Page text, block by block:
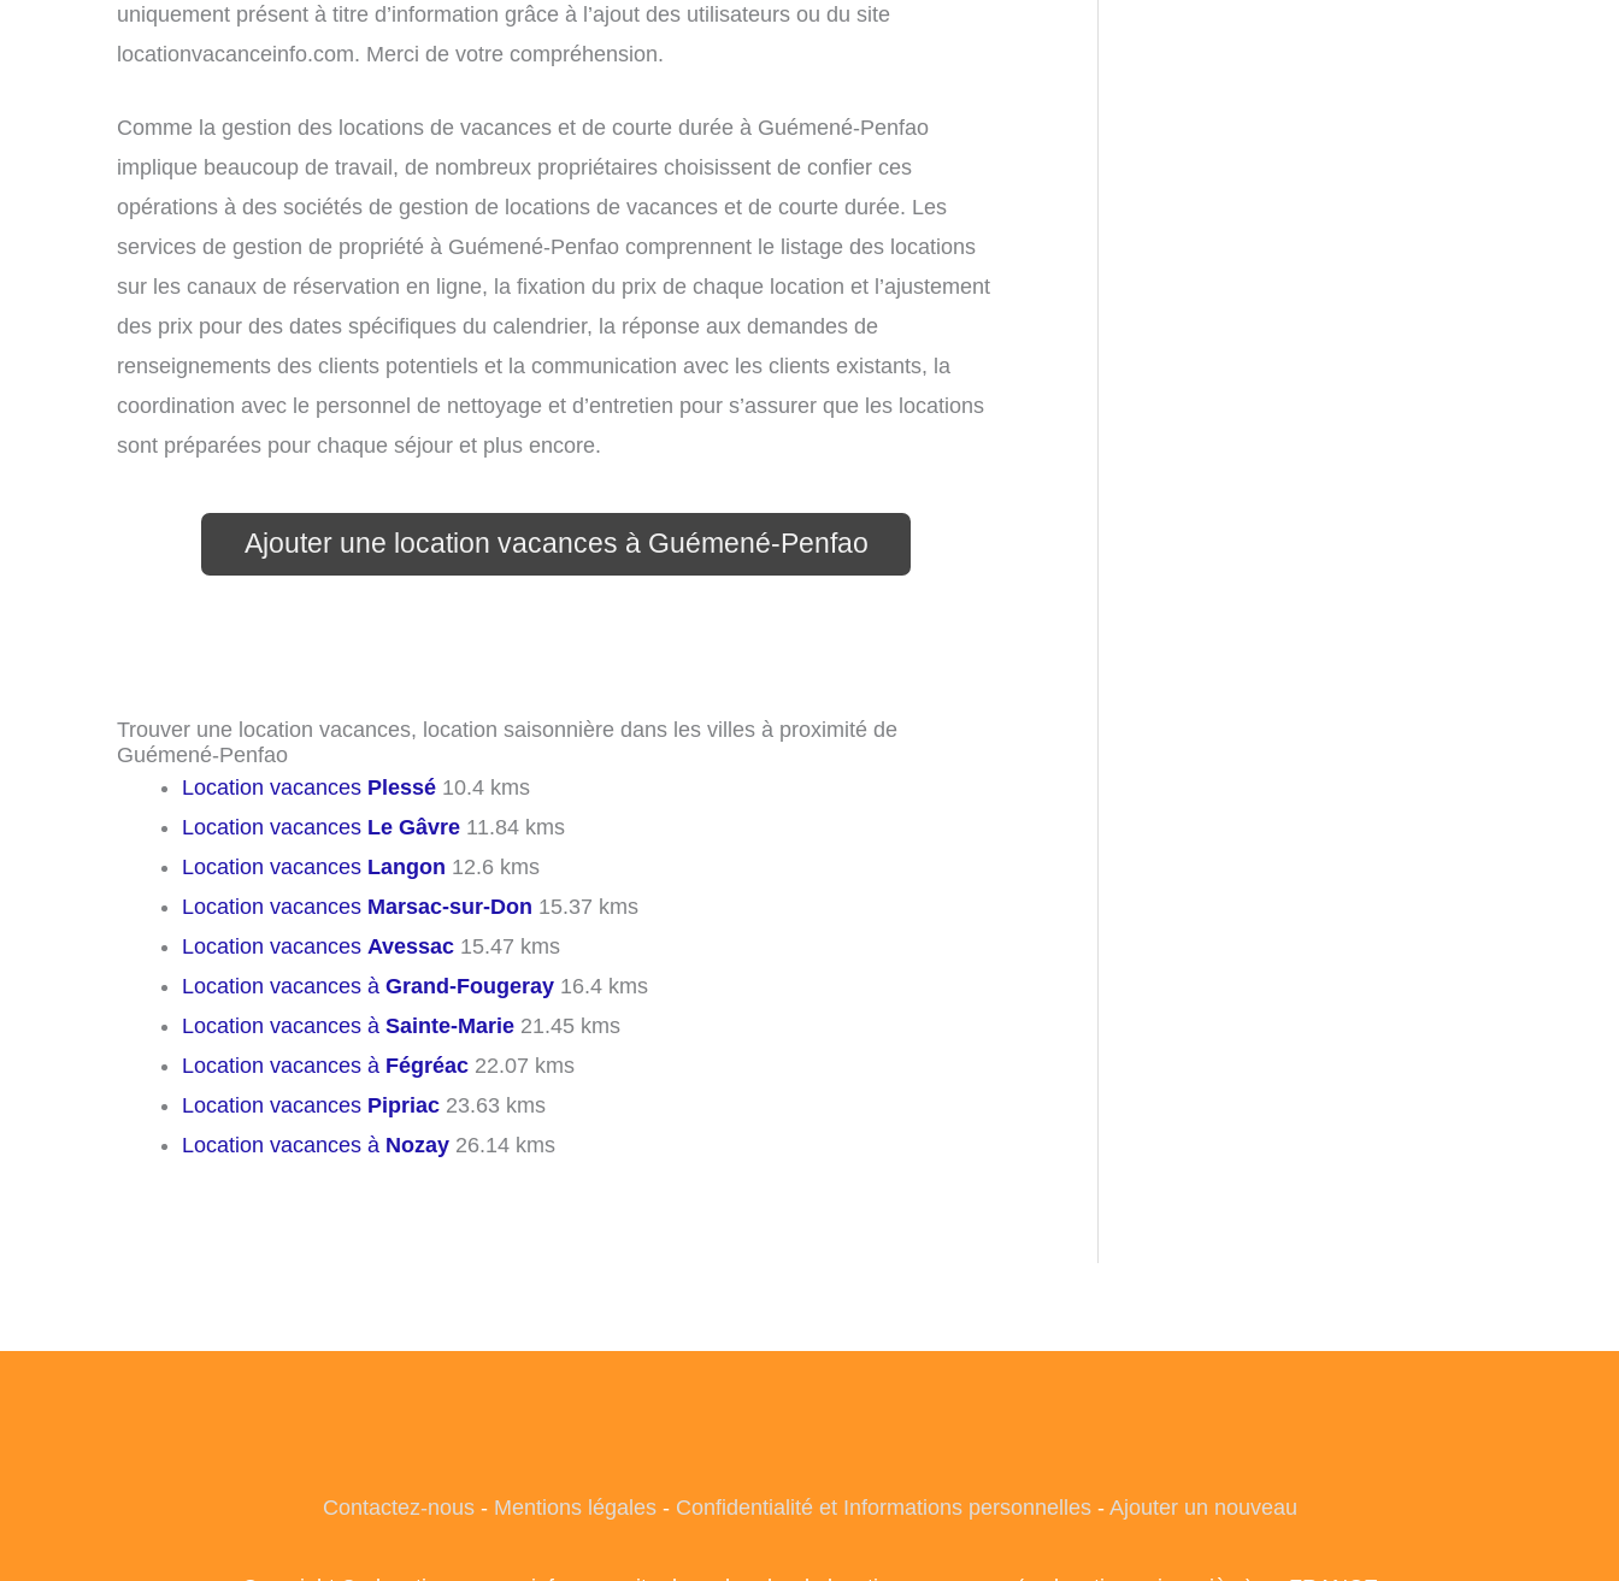
uniquement présent à titre d’information grâce à l’ajout des utilisateurs ou du site
locationvacanceinfo.com. Merci de votre compréhension.
Comme la gestion des locations de vacances et de courte durée à Guémené-Penfao
implique beaucoup de travail, de nombreux propriétaires choisissent de confier ces
opérations à des sociétés de gestion de locations de vacances et de courte durée. Les
services de gestion de propriété à Guémené-Penfao comprennent le listage des locations
sur les canaux de réservation en ligne, la fixation du prix de chaque location et l’ajustement
des prix pour des dates spécifiques du calendrier, la réponse aux demandes de
renseignements des clients potentiels et la communication avec les clients existants, la
coordination avec le personnel de nettoyage et d’entretien pour s’assurer que les locations
sont préparées pour chaque séjour et plus encore.
Ajouter une location vacances à Guémené-Penfao
Trouver une location vacances, location saisonnière dans les villes à proximité de
Guémené-Penfao
Location vacances Plessé 10.4 kms
Location vacances Le Gâvre 11.84 kms
Location vacances Langon 12.6 kms
Location vacances Marsac-sur-Don 15.37 kms
Location vacances Avessac 15.47 kms
Location vacances à Grand-Fougeray 16.4 kms
Location vacances à Sainte-Marie 21.45 kms
Location vacances à Fégréac 22.07 kms
Location vacances Pipriac 23.63 kms
Location vacances à Nozay 26.14 kms
Contactez-nous- Mentions légales- Confidentialité et Informations personnelles- Ajouter un nouveau